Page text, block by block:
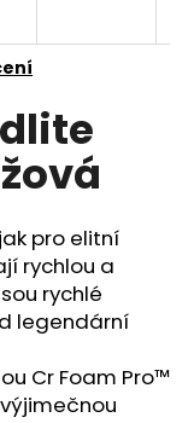
pro elitní
rychlou a
rychlé
legendární
Cr Foam Pro™